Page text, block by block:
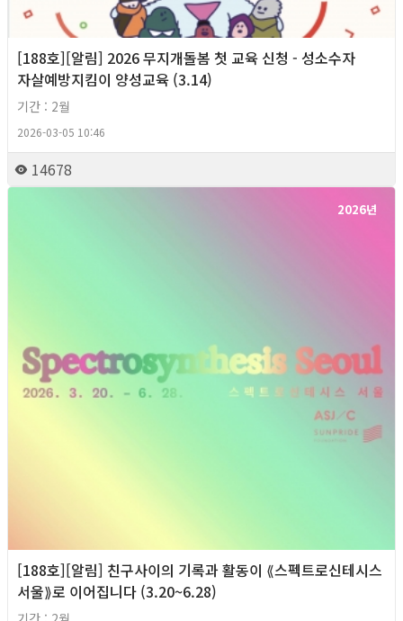
[188호][알림] 2026 무지개돌봄 첫 교육 신청 - 성소수자
자살예방지킴이 양성교육 (3.14)
기간 : 2월
2026-03-05 10:46
14678
2026년
[188호][알림] 친구사이의 기록과 활동이 ⟪스펙트로신테시스
서울⟫로 이어집니다 (3.20~6.28)